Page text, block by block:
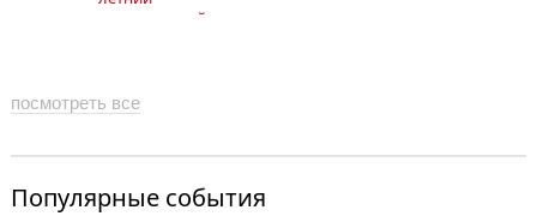
«космический» сезон
посмотреть все
Популярные события